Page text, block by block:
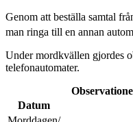
Genom att beställa samtal
man ringa till en annan
Under mordkvällen gjordes
telefonautomater.
Datum